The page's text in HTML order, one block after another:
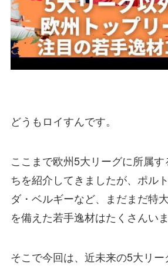
どうもロイすんです。
ここまで欧州5大リーグに所属
ちを紹介してきましたが、ポル
ダ・ベルギーなど、まだまだ特
を備えた若手逸材はたくさんいま
そこで今回は、近未来の5大リ